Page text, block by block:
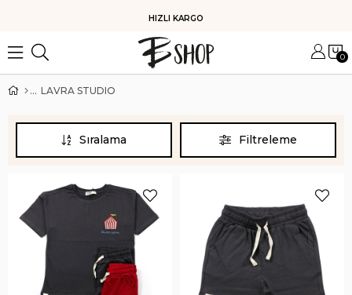
HIZLI KARGO
0
LAVRA STUDIO
Filtreleme
Sıralama